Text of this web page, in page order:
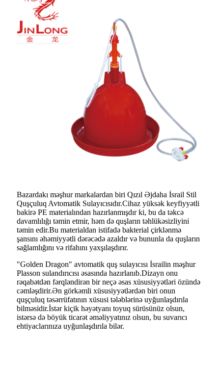
Bazardakı məşhur markalardan biri Qızıl Əjdaha İsrail Stil
Quşçuluq Avtomatik Sulayıcısıdır.Cihaz yüksək keyfiyyətli
bakirə PE materialından hazırlanmışdır ki, bu da təkcə
davamlılığı təmin etmir, həm də quşların təhlükəsizliyini
təmin edir.Bu materialdan istifadə bakterial çirklənmə
şansını əhəmiyyətli dərəcədə azaldır və bununla da quşların
sağlamlığını və rifahını yaxşılaşdırır.
"Golden Dragon" avtomatik quş sulayıcısı İsrailin məşhur
Plasson sulandırıcısı əsasında hazırlanıb.Dizayn onu
rəqabətdən fərqləndirən bir neçə əsas xüsusiyyətləri özündə
cəmləşdirir.Ən görkəmli xüsusiyyətlərdən biri onun
quşçuluq təsərrüfatının xüsusi tələblərinə uyğunlaşdırıla
bilməsidir.İstər kiçik həyətyanı toyuq sürüsünüz olsun,
istərsə də böyük ticarət əməliyyatınız olsun, bu suvarıcı
ehtiyaclarınıza uyğunlaşdırıla bilər.